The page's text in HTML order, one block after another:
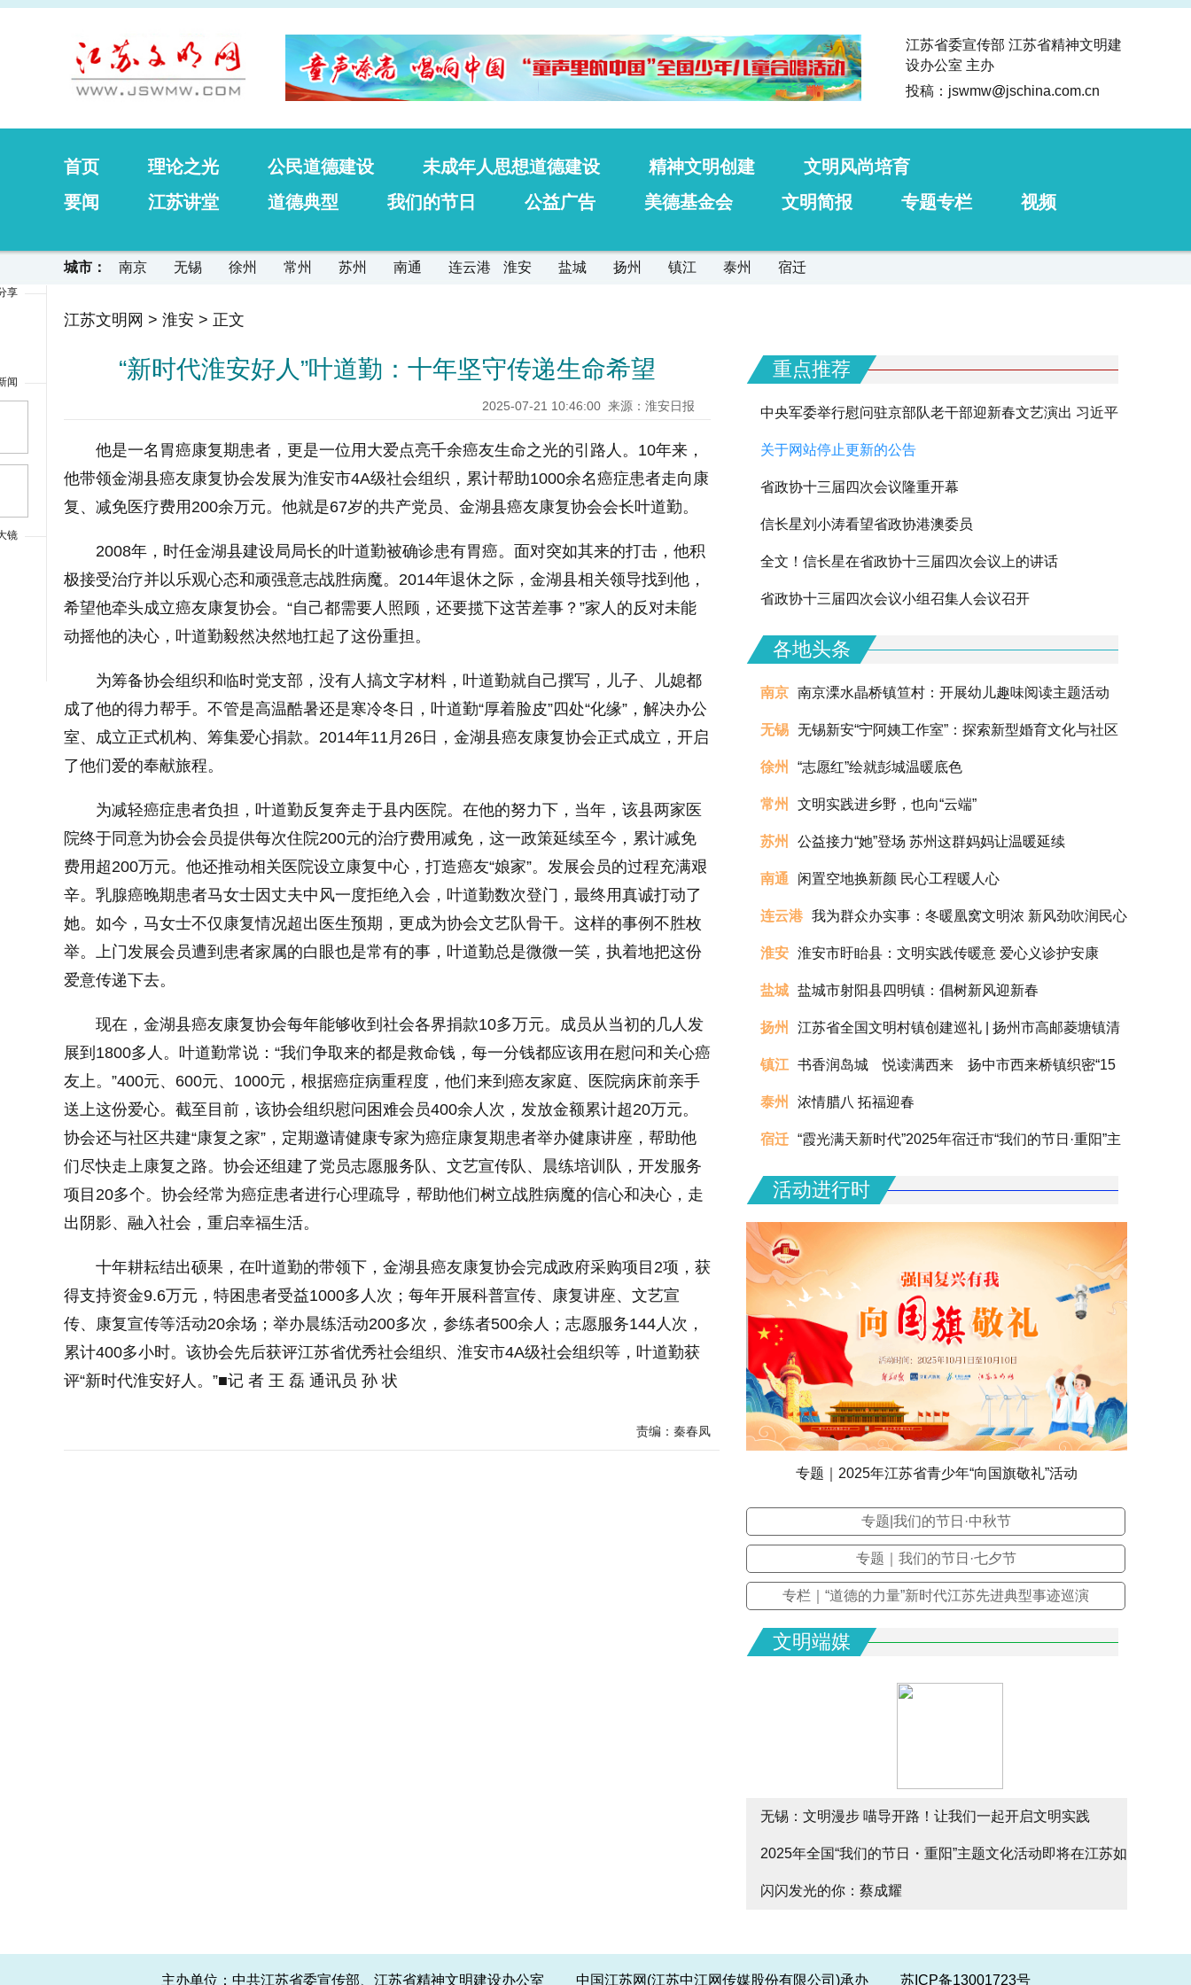
江苏省委宣传部 江苏省精神文明建
设办公室 主办
投稿：jswmw@jschina.com.cn
首页 理论之光 公民道德建设 未成年人思想道德建设 精神文明创建
文明风尚培育
要闻
江苏讲堂 道德典型 我们的节日 公益广告 美德基金会 文明简报 专题专栏 视频
城市： 南京 无锡 徐州 常州 苏州 南通 连云港 淮安 盐城 扬州 镇江 泰州 宿迁
江苏文明网 > 淮安 > 正文
“新时代淮安好人”叶道勤：十年坚守传递生命希望​
2025-07-21 10:46:00 来源：淮安日报
他是一名胃癌康复期患者，更是一位用大爱点亮千余癌友生命之光的引路人。10年来，
他带领金湖县癌友康复协会发展为淮安市4A级社会组织，累计帮助1000余名癌症患者走向康
复、减免医疗费用200余万元。他就是67岁的共产党员、金湖县癌友康复协会会长叶道勤。
2008年，时任金湖县建设局局长的叶道勤被确诊患有胃癌。面对突如其来的打击，他积
极接受治疗并以乐观心态和顽强意志战胜病魔。2014年退休之际，金湖县相关领导找到他，
希望他牵头成立癌友康复协会。“自己都需要人照顾，还要揽下这苦差事？”家人的反对未能
动摇他的决心，叶道勤毅然决然地扛起了这份重担。
为筹备协会组织和临时党支部，没有人搞文字材料，叶道勤就自己撰写，儿子、儿媳都
成了他的得力帮手。不管是高温酷暑还是寒冷冬日，叶道勤“厚着脸皮”四处“化缘”，解决办公
室、成立正式机构、筹集爱心捐款。2014年11月26日，金湖县癌友康复协会正式成立，开启
了他们爱的奉献旅程。
为减轻癌症患者负担，叶道勤反复奔走于县内医院。在他的努力下，当年，该县两家医
院终于同意为协会会员提供每次住院200元的治疗费用减免，这一政策延续至今，累计减免
费用超200万元。他还推动相关医院设立康复中心，打造癌友“娘家”。发展会员的过程充满艰
辛。乳腺癌晚期患者马女士因丈夫中风一度拒绝入会，叶道勤数次登门，最终用真诚打动了
她。如今，马女士不仅康复情况超出医生预期，更成为协会文艺队骨干。这样的事例不胜枚
举。上门发展会员遭到患者家属的白眼也是常有的事，叶道勤总是微微一笑，执着地把这份
爱意传递下去。
现在，金湖县癌友康复协会每年能够收到社会各界捐款10多万元。成员从当初的几人发
展到1800多人。叶道勤常说：“我们争取来的都是救命钱，每一分钱都应该用在慰问和关心癌
友上。”400元、600元、1000元，根据癌症病重程度，他们来到癌友家庭、医院病床前亲手
送上这份爱心。截至目前，该协会组织慰问困难会员400余人次，发放金额累计超20万元。
协会还与社区共建“康复之家”，定期邀请健康专家为癌症康复期患者举办健康讲座，帮助他
们尽快走上康复之路。协会还组建了党员志愿服务队、文艺宣传队、晨练培训队，开发服务
项目20多个。协会经常为癌症患者进行心理疏导，帮助他们树立战胜病魔的信心和决心，走
出阴影、融入社会，重启幸福生活。
十年耕耘结出硕果，在叶道勤的带领下，金湖县癌友康复协会完成政府采购项目2项，获
得支持资金9.6万元，特困患者受益1000多人次；每年开展科普宣传、康复讲座、文艺宣
传、康复宣传等活动20余场；举办晨练活动200多次，参练者500余人；志愿服务144人次，
累计400多小时。该协会先后获评江苏省优秀社会组织、淮安市4A级社会组织等，叶道勤获
评“新时代淮安好人。”■记 者 王 磊 通讯员 孙 状
责编：秦春凤
重点推荐
中央军委举行慰问驻京部队老干部迎新春文艺演出 习近平
向全军老同志祝贺新春
关于网站停止更新的公告
省政协十三届四次会议隆重开幕
信长星刘小涛看望省政协港澳委员
全文！信长星在省政协十三届四次会议上的讲话
省政协十三届四次会议小组召集人会议召开
各地头条
南京 南京溧水晶桥镇笪村：开展幼儿趣味阅读主题活动
无锡 无锡新安“宁阿姨工作室”：探索新型婚育文化与社区
治理融合的创新实践
徐州 “志愿红”绘就彭城温暖底色
常州 文明实践进乡野，也向“云端”
苏州 公益接力“她”登场 苏州这群妈妈让温暖延续
南通 闲置空地换新颜 民心工程暖人心
连云港 我为群众办实事：冬暖凰窝文明浓 新风劲吹润民心
淮安 淮安市盱眙县：文明实践传暖意 爱心义诊护安康
盐城 盐城市射阳县四明镇：倡树新风迎新春
扬州 江苏省全国文明村镇创建巡礼 | 扬州市高邮菱塘镇清
真村
镇江 书香润岛城 悦读满西来 扬中市西来桥镇织密“15
分钟阅读圈”滋养全龄人生
泰州 浓情腊八 拓福迎春
宿迁 “霞光满天新时代”2025年宿迁市“我们的节日·重阳”主
场活动圆满举办
活动进行时
专题｜2025年江苏省青少年“向国旗敬礼”活动
专题|我们的节日·中秋节
专题｜我们的节日·七夕节
专栏｜“道德的力量”新时代江苏先进典型事迹巡演
文明端媒
无锡：文明漫步 喵导开路！让我们一起开启文明实践
citywalk
2025年全国“我们的节日・重阳”主题文化活动即将在江苏如
皋启幕
闪闪发光的你：蔡成耀
主办单位：中共江苏省委宣传部、江苏省精神文明建设办公室 中国江苏网(江苏中江网传媒股份有限公司)承办 苏ICP备13001723号
享
闻
镜